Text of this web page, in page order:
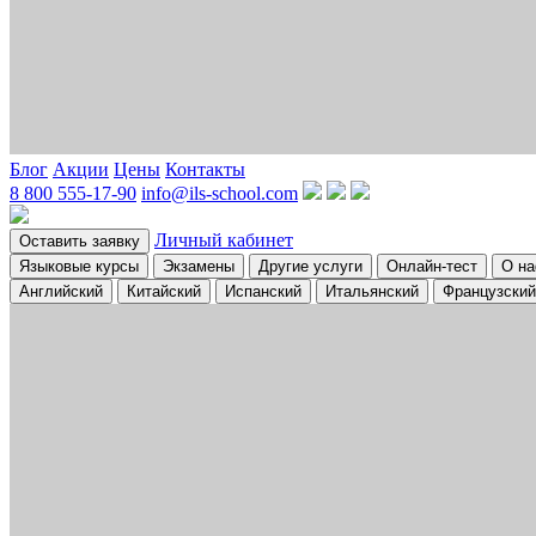
Блог Акции Цены Контакты
8 800 555-17-90 info@ils-school.com
Оставить заявку Личный кабинет
Языковые курсы Экзамены Другие услуги Онлайн-тест
О
Английский
Китайский Испанский Итальянский Французский